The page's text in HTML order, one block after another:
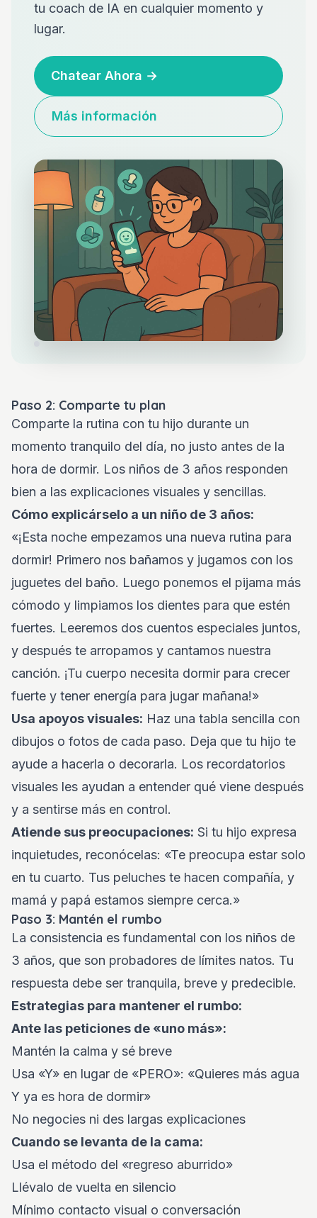
tu coach de IA en cualquier momento y
lugar.
Chatear Ahora →
Más información
Paso 2: Comparte tu plan
Comparte la rutina con tu hijo durante un
momento tranquilo del día, no justo antes de la
hora de dormir. Los niños de 3 años responden
bien a las explicaciones visuales y sencillas.
Cómo explicárselo a un niño de 3 años:
«¡Esta noche empezamos una nueva rutina para
dormir! Primero nos bañamos y jugamos con los
juguetes del baño. Luego ponemos el pijama más
cómodo y limpiamos los dientes para que estén
fuertes. Leeremos dos cuentos especiales juntos,
y después te arropamos y cantamos nuestra
canción. ¡Tu cuerpo necesita dormir para crecer
fuerte y tener energía para jugar mañana!»
Usa apoyos visuales: Haz una tabla sencilla con
dibujos o fotos de cada paso. Deja que tu hijo te
ayude a hacerla o decorarla. Los recordatorios
visuales les ayudan a entender qué viene después
y a sentirse más en control.
Atiende sus preocupaciones: Si tu hijo expresa
inquietudes, reconócelas: «Te preocupa estar solo
en tu cuarto. Tus peluches te hacen compañía, y
mamá y papá estamos siempre cerca.»
Paso 3: Mantén el rumbo
La consistencia es fundamental con los niños de
3 años, que son probadores de límites natos. Tu
respuesta debe ser tranquila, breve y predecible.
Estrategias para mantener el rumbo:
Ante las peticiones de «uno más»:
Mantén la calma y sé breve
Usa «Y» en lugar de «PERO»: «Quieres más agua
Y ya es hora de dormir»
No negocies ni des largas explicaciones
Cuando se levanta de la cama:
Usa el método del «regreso aburrido»
Llévalo de vuelta en silencio
Mínimo contacto visual o conversación